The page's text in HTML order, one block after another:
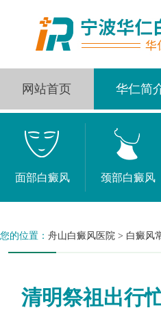
网站首页 华仁简
面部白癜风 颈部白癜风
您的位置： 舟山白癜风医院 > 白癜风
清明祭祖出行